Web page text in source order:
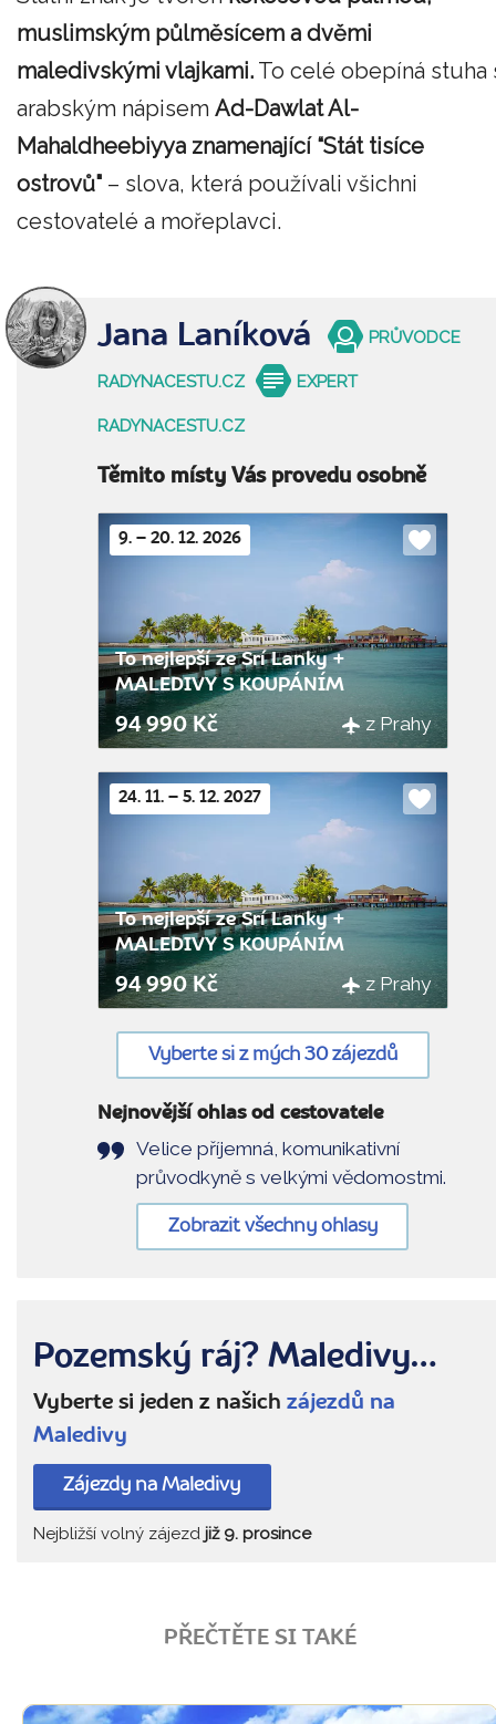
muslimským půlměsícem a dvěmi
maledivskými vlajkami. To celé obepíná stuha
arabským nápisem Ad-Dawlat Al-
Mahaldheebiyya znamenající “Stát tisíce
ostrovů" – slova, která používali všichni
cestovatelé a mořeplavci.
Jana Laníková PRŮVODCE
RADYNACESTU.CZ EXPERT
RADYNACESTU.CZ
Těmito místy Vás provedu osobně
9. – 20. 12. 2026
Do
To nejlepší ze Srí Lanky +
MALEDIVY S KOUPÁNÍM
94 990 Kč z Prahy
24. 11. – 5. 12. 2027
Do
To nejlepší ze Srí Lanky +
MALEDIVY S KOUPÁNÍM
94 990 Kč z Prahy
Vyberte si z mých 30 zájezdů
Nejnovější ohlas od cestovatele
Velice příjemná, komunikativní
průvodkyně s velkými vědomostmi.
Zobrazit všechny ohlasy
Pozemský ráj? Maledivy…
Vyberte si jeden z našich zájezdů na
Maledivy
Zájezdy na Maledivy
Nejbližší volný zájezd již 9. prosince
PŘEČTĚTE SI TAKÉ